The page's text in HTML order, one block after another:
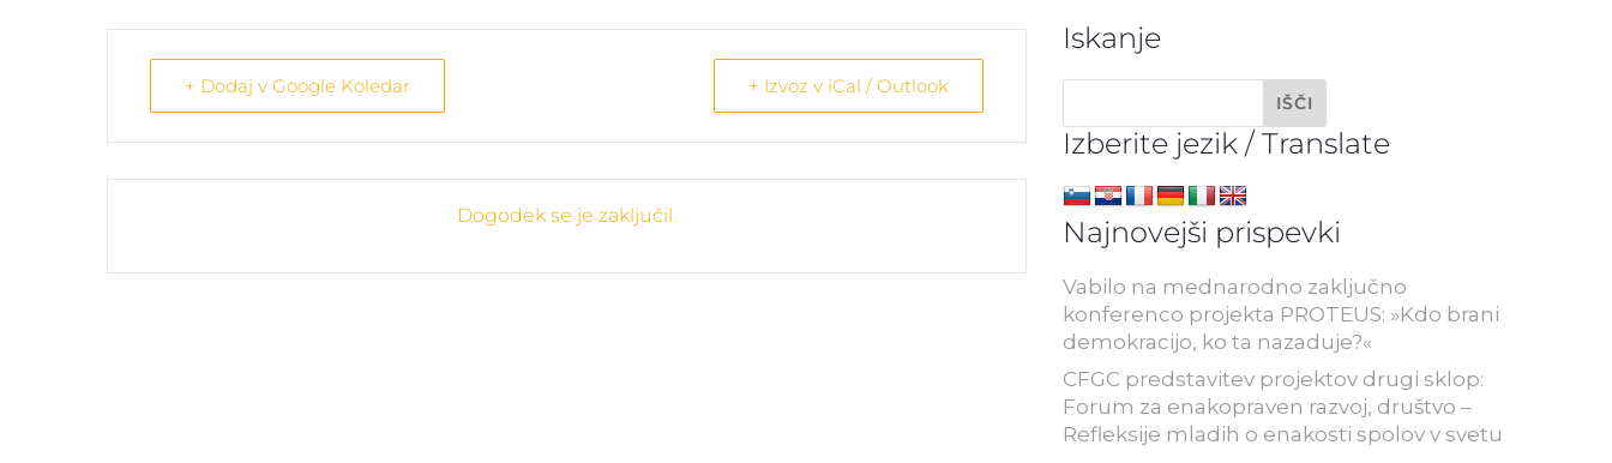
+ Dodaj v Google Koledar + Izvoz v iCal / Outlook
Dogodek se je zaključil.
Iskanje
Izberite jezik / Translate
Najnovejši prispevki
Vabilo na mednarodno zaključno
konferenco projekta PROTEUS: »Kdo brani
demokracijo, ko ta nazaduje?«
CFGC predstavitev projektov drugi sklop:
Forum za enakopraven razvoj, društvo –
Refleksije mladih o enakosti spolov v svetu